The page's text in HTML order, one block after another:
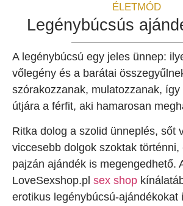
ÉLETMÓD
Legénybúcsús
A legénybúcsú egy jeles ünnep:
vőlegény és a barátai
szórakozzanak, mulatozzanak, így
útjára a férfit, aki hamarosan
Ritka dolog a szolid ünneplés, sőt
viccesebb dolgok szoktak történni,
pajzán ajándék is megengedhető.
LoveSexshop.pl sex shop
erotikus legénybúcsú-ajándékokat